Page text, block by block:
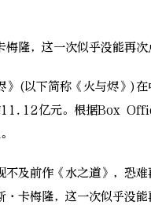
，这一次似乎没能再次
以下简称《火与烬》)在
亿元。根据Box
及前作《水之道》，恐难
卡梅隆，这一次似乎没能